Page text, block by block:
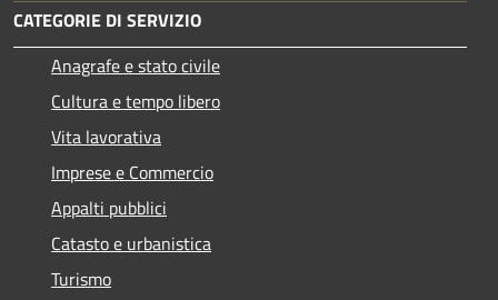
CATEGORIE DI SERVIZIO
Anagrafe e stato civile
Cultura e tempo libero
Vita lavorativa
Imprese e Commercio
Appalti pubblici
Catasto e urbanistica
Turismo